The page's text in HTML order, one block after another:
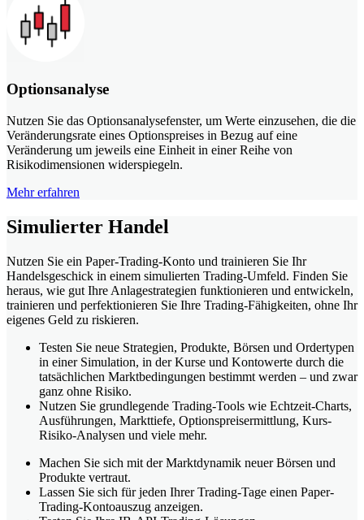
Optionsanalyse
Nutzen Sie das Optionsanalysefenster, um Werte einzusehen, die die
Veränderungsrate eines Optionspreises in Bezug auf eine
Veränderung um jeweils eine Einheit in einer Reihe von
Risikodimensionen widerspiegeln.
Mehr erfahren
Simulierter Handel
Nutzen Sie ein Paper-Trading-Konto und trainieren Sie Ihr
Handelsgeschick in einem simulierten Trading-Umfeld. Finden Sie
heraus, wie gut Ihre Anlagestrategien funktionieren und entwickeln,
trainieren und perfektionieren Sie Ihre Trading-Fähigkeiten, ohne Ihr
eigenes Geld zu riskieren.
Testen Sie neue Strategien, Produkte, Börsen und Ordertypen
in einer Simulation, in der Kurse und Kontowerte durch die
tatsächlichen Marktbedingungen bestimmt werden – und zwar
ganz ohne Risiko.
Nutzen Sie grundlegende Trading-Tools wie Echtzeit-Charts,
Ausführungen, Markttiefe, Optionspreisermittlung, Kurs-
Risiko-Analysen und viele mehr.
Machen Sie sich mit der Marktdynamik neuer Börsen und
Produkte vertraut.
Lassen Sie sich für jeden Ihrer Trading-Tage einen Paper-
Trading-Kontoauszug anzeigen.